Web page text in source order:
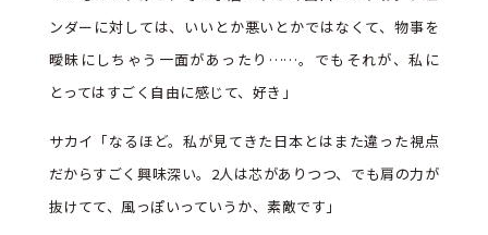
ンダーに対しては、いいとか悪いとかではなくて、物事を
曖昧にしちゃう一面があったり……。でもそれが、私に
とってはすごく自由に感じて、好き」
サカイ「なるほど。私が見てきた日本とはまた違った視点
だからすごく興味深い。2人は芯がありつつ、でも肩の力が
抜けてて、風っぽいっていうか、素敵です」